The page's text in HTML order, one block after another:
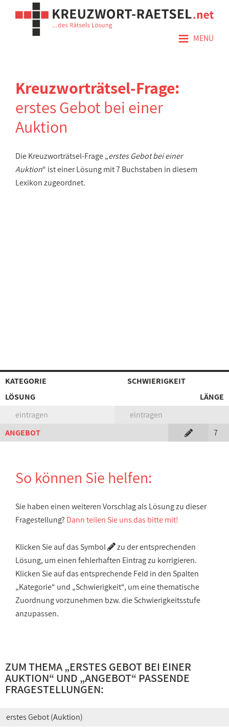
≡ MENÜ
Kreuzworträtsel-Frage:
erstes Gebot bei einer
Auktion
Die Kreuzworträtsel-Frage „erstes Gebot bei einer
Auktion“ ist einer Lösung mit 7 Buchstaben in diesem
Lexikon zugeordnet.
KATEGORIE
SCHWIERIGKEIT
LÖSUNG
LÄNGE
eintragen
eintragen
ANGEBOT
7
So können Sie helfen:
Sie haben einen weiteren Vorschlag als Lösung zu dieser
Fragestellung? Dann teilen Sie uns das bitte mit!
Klicken Sie auf das Symbol
zu der entsprechenden
Lösung, um einen fehlerhaften Eintrag zu korrigieren.
Klicken Sie auf das entsprechende Feld in den Spalten
„Kategorie“ und „Schwierigkeit“, um eine thematische
Zuordnung vorzunehmen bzw. die Schwierigkeitsstufe
anzupassen.
ZUM THEMA „ERSTES GEBOT BEI EINER
AUKTION“ UND „ANGEBOT“ PASSENDE
FRAGESTELLUNGEN:
erstes Gebot (Auktion)